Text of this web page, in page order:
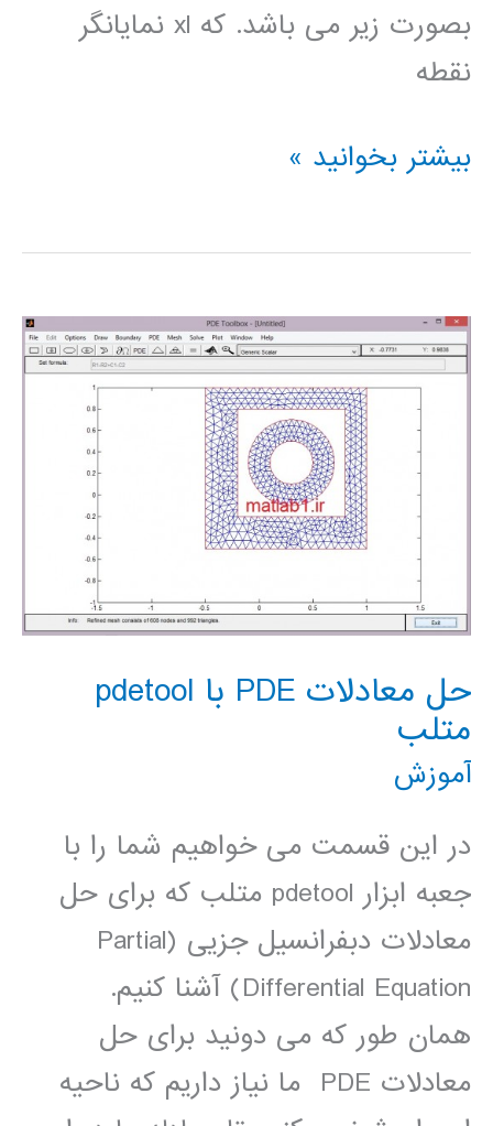
بصورت زیر می باشد. که xl نمایانگر
نقطه
اموزش
عددی
حرارت
وابسته
زمان)
بیشتر بخوانید »
حل معادلات PDE با pdetool
متلب
آموزش
در این قسمت می خواهیم شما را با
جعبه ابزار pdetool متلب که برای حل
معادلات دبفرانسیل جزیی (Partial
Differential Equation) آشنا کنیم.
همان طور که می دونید برای حل
معادلات PDE ما نیاز داریم که ناحیه